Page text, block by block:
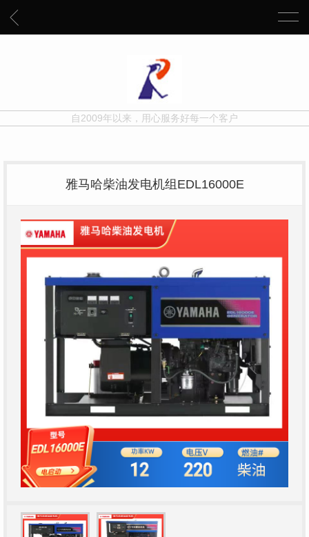
自2009年以来，用心服务好每一个客户
雅马哈柴油发电机组EDL16000E